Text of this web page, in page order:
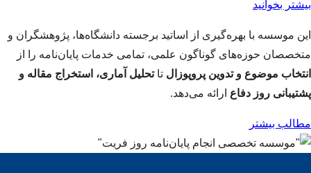
بیشتر بخوانید
این موسسه با بهره‌گیری از اساتید برجسته دانشگاه‌ها، پژوهشگران و
متخصصان حوزه‌های گوناگون علمی، تمامی خدمات پایان‌نامه را از
انتخاب موضوع و تدوین پروپوزال تاتحلیل آماری، استخراج مقاله و
پشتیبانی روز دفاع ارائه می‌دهد.
مطالب بیشتر